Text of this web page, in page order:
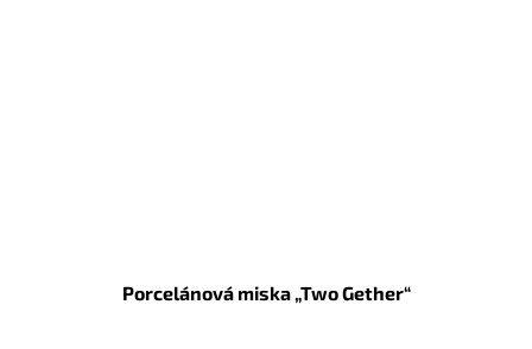
Porcelánová miska „Two Gether“